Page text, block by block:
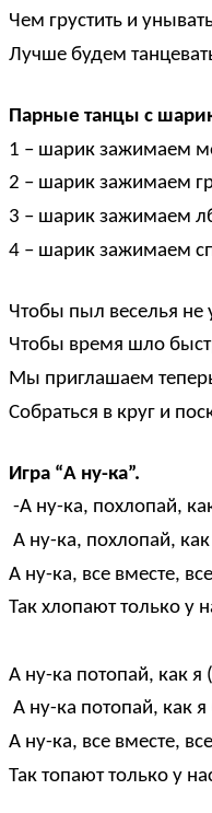
Чем грустить и
Лучше будем
Парные танцы с
1 – шарик зажимаем
2 – шарик зажимаем
3 – шарик зажимаем
4 – шарик зажимаем
Чтобы пыл веселья не
Чтобы время шло
Мы приглашаем
Собраться в круг и
Игра “А ну-ка”.
-А ну-ка, похлопай,
А ну-ка, похлопай,
А ну-ка, все вместе,
Так хлопают только у
А ну-ка потопай, как я
А ну-ка потопай, как
А ну-ка, все вместе,
Так топают только у